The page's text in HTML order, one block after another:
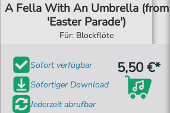
A Fella With An Umbrella (from
'Easter Parade')
Für: Blockflöte
Sofort verfügbar
Sofortiger Download
Jederzeit abrufbar
5,50 €*